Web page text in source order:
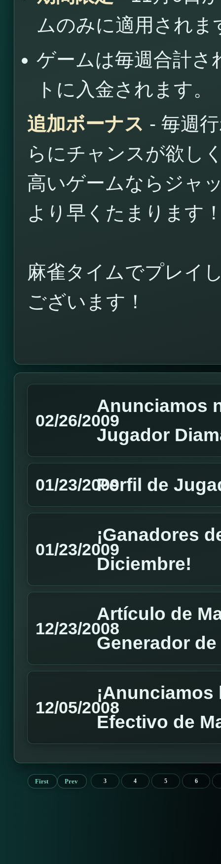
ムのみに適用されま
ゲームは毎週合計さ
トに入金されます。
追加ボーナス - 毎週
らにチャンスが欲し
高いゲームならジャ
より早くたまります
麻雀タイムでプレイ
ございます！
02/26/2009
Anunciamos
Jugador
01/23/2009Perfil de
01/23/2009
¡Ganadores
Diciembre!
12/23/2008
Artículo de
Generador
12/05/2008
Efectivo de
First Prev 3 4 5 6